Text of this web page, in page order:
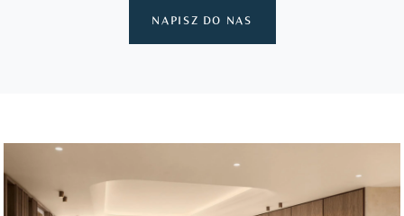
NAPISZ DO NAS